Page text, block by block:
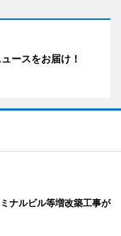
ースをお届け！
ナルビル等増改築工事が